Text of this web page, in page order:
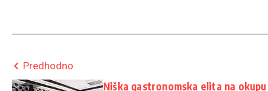
Predhodno
Niška gastronomska elita na